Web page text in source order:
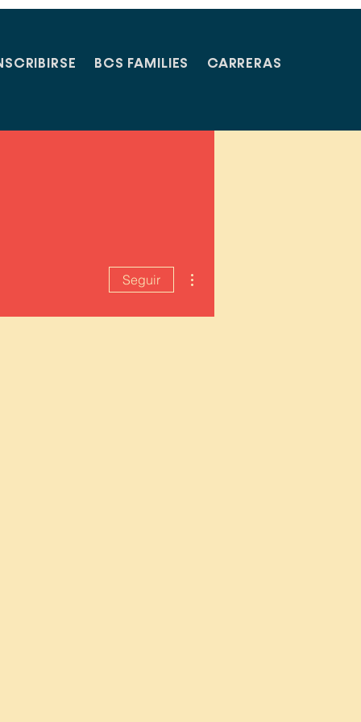
BCS FAMILIES CARRERAS
Seguir